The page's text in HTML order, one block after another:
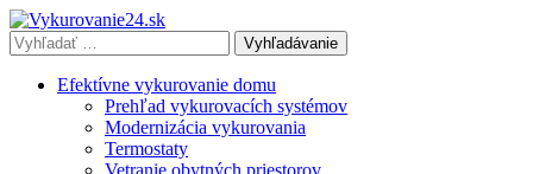
Vyhľadávať
výraz:
Efektívne vykurovanie domu
Prehľad vykurovacích systémov
Modernizácia vykurovania
Termostaty
Vetranie obytných priestorov